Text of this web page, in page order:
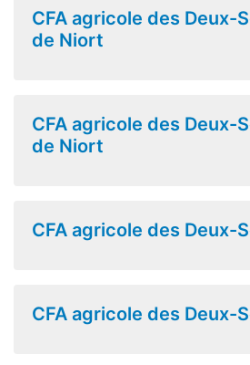
CFA agricole des Deux-
de Niort
CFA agricole des Deux-
de Niort
CFA agricole des Deux-
CFA agricole des Deux-